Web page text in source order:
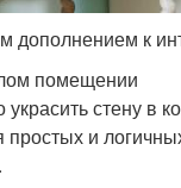
к
помещении
стену в
и